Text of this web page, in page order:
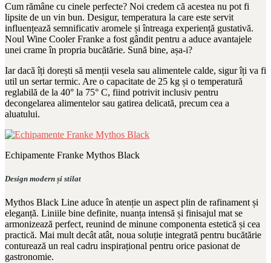
Cum rămâne cu cinele perfecte? Noi credem că acestea nu pot fi
lipsite de un vin bun. Desigur, temperatura la care este servit
influențează semnificativ aromele și întreaga experiență gustativă.
Noul Wine Cooler Franke a fost gândit pentru a aduce avantajele
unei crame în propria bucătărie. Sună bine, așa-i?
Iar dacă îți dorești să menții vesela sau alimentele calde, sigur îți va fi
util un sertar termic. Are o capacitate de 25 kg și o temperatură
reglabilă de la 40° la 75° C, fiind potrivit inclusiv pentru
decongelarea alimentelor sau gatirea delicată, precum cea a
aluatului.
Echipamente Franke Mythos Black
Design modern și stilat
Mythos Black Line aduce în atenție un aspect plin de rafinament și
eleganță. Liniile bine definite, nuanța intensă și finisajul mat se
armonizează perfect, reunind de minune componenta estetică și cea
practică. Mai mult decât atât, noua soluție integrată pentru bucătărie
conturează un real cadru inspirațional pentru orice pasionat de
gastronomie.